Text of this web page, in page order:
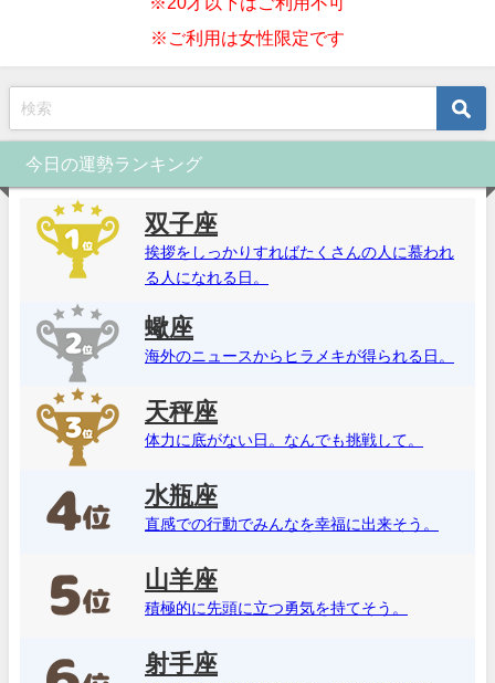
※ご利用は女性限定です
今日の運勢ランキング
双子座
挨拶をしっかりすればたくさんの人に慕われ
る人になれる日。
蠍座
海外のニュースからヒラメキが得られる日。
天秤座
体力に底がない日。なんでも挑戦して。
水瓶座
直感での行動でみんなを幸福に出来そう。
山羊座
積極的に先頭に立つ勇気を持てそう。
射手座